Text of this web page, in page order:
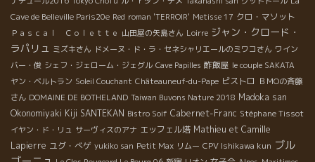
Cave de Belleville Paris20e Red roman 'TERROIR' Metisse 17 クロ・マソット
Ｐａｓｃａｌ Ｃｏｌｅｔｔｅ 山田屋の矢島さん Loirre ジャン・クロード・
ラパリュ ミズキさん ドメーヌ・ド・ラ・セネシャリエールのミワコさん ワイン
バー・俊 シェフ・ジェローム・ジェグル Cave Papilles 酢飯屋 le couple SAKATA
ヤン・ベルトラン Soleil Couchant Châteauneuf-du-Pape ビストロ ＢＭОの斉藤
さん DOMAINE DE BOTHELAND Taiwan Buvons Nature 2018 Madoka san
Okonomiyaki Kiji SANTEKAN Bistro Soif Cabernet-Franc Stéphane Tissot
イヤン・ド・リュ サーヴィスのアナ エッフェル塔 Mathieu et Camille
Lapierre ユグ・べゲ yukiko san Petit Max リムー CPV Ishikawa kun ブル